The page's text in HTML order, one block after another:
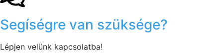
Segíségre van szüksége?
Lépjen velünk kapcsolatba!